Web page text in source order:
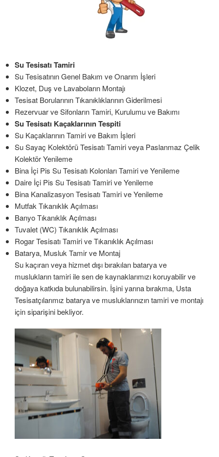
Su Tesisatı Tamiri
Su Tesisatının Genel Bakım ve Onarım İşleri
Klozet, Duş ve Lavaboların Montajı
Tesisat Borularının Tıkanıklıklarının Giderilmesi
Rezervuar ve Sifonların Tamiri, Kurulumu ve Bakımı
Su Tesisatı Kaçaklarının Tespiti
Su Kaçaklarının Tamiri ve Bakım İşleri
Su Sayaç Kolektörü Tesisatı Tamiri veya Paslanmaz Çelik
Kolektör Yenileme
Bina İçi Pis Su Tesisatı Kolonları Tamiri ve Yenileme
Daire İçi Pis Su Tesisatı Tamiri ve Yenileme
Bina Kanalizasyon Tesisatı Tamiri ve Yenileme
Mutfak Tıkanıklık Açılması
Banyo Tıkanıklık Açılması
Tuvalet (WC) Tıkanıklık Açılması
Rogar Tesisatı Tamiri ve Tıkanıklık Açılması
Batarya, Musluk Tamir ve Montaj
Su kaçıran veya hizmet dışı bırakılan batarya ve
muslukların tamiri ile sen de kaynaklarımızı koruyabilir ve
doğaya katkıda bulunabilirsin. İşini yarına bırakma, Usta
Tesisatçılarımız batarya ve musluklarınızın tamiri ve montajı
için siparişini bekliyor.